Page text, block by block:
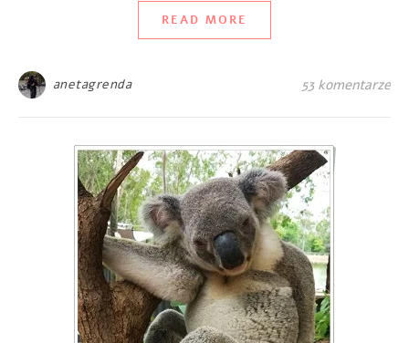
READ MORE
anetagrenda 53 komentarze